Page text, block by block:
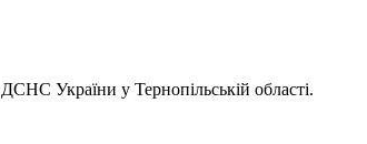
України у Тернопільській області.